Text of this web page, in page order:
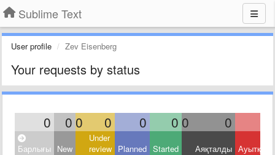
Sublime Text
User profile Zev Eisenberg
Your requests by status
0 0 0 0 0 0 0 0
Барлығы New
Under
review Planned Started Аяқталды